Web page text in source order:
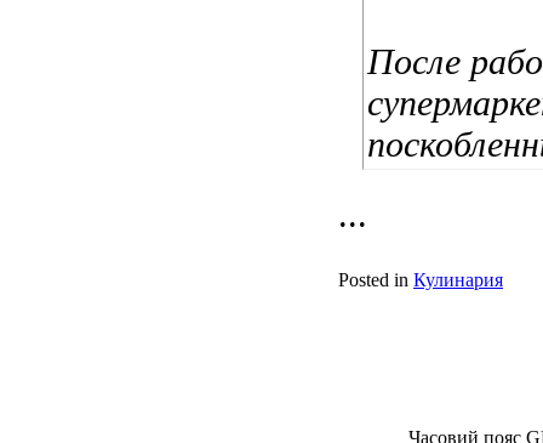
После
...
Posted in Кулинария
Часовий пояс